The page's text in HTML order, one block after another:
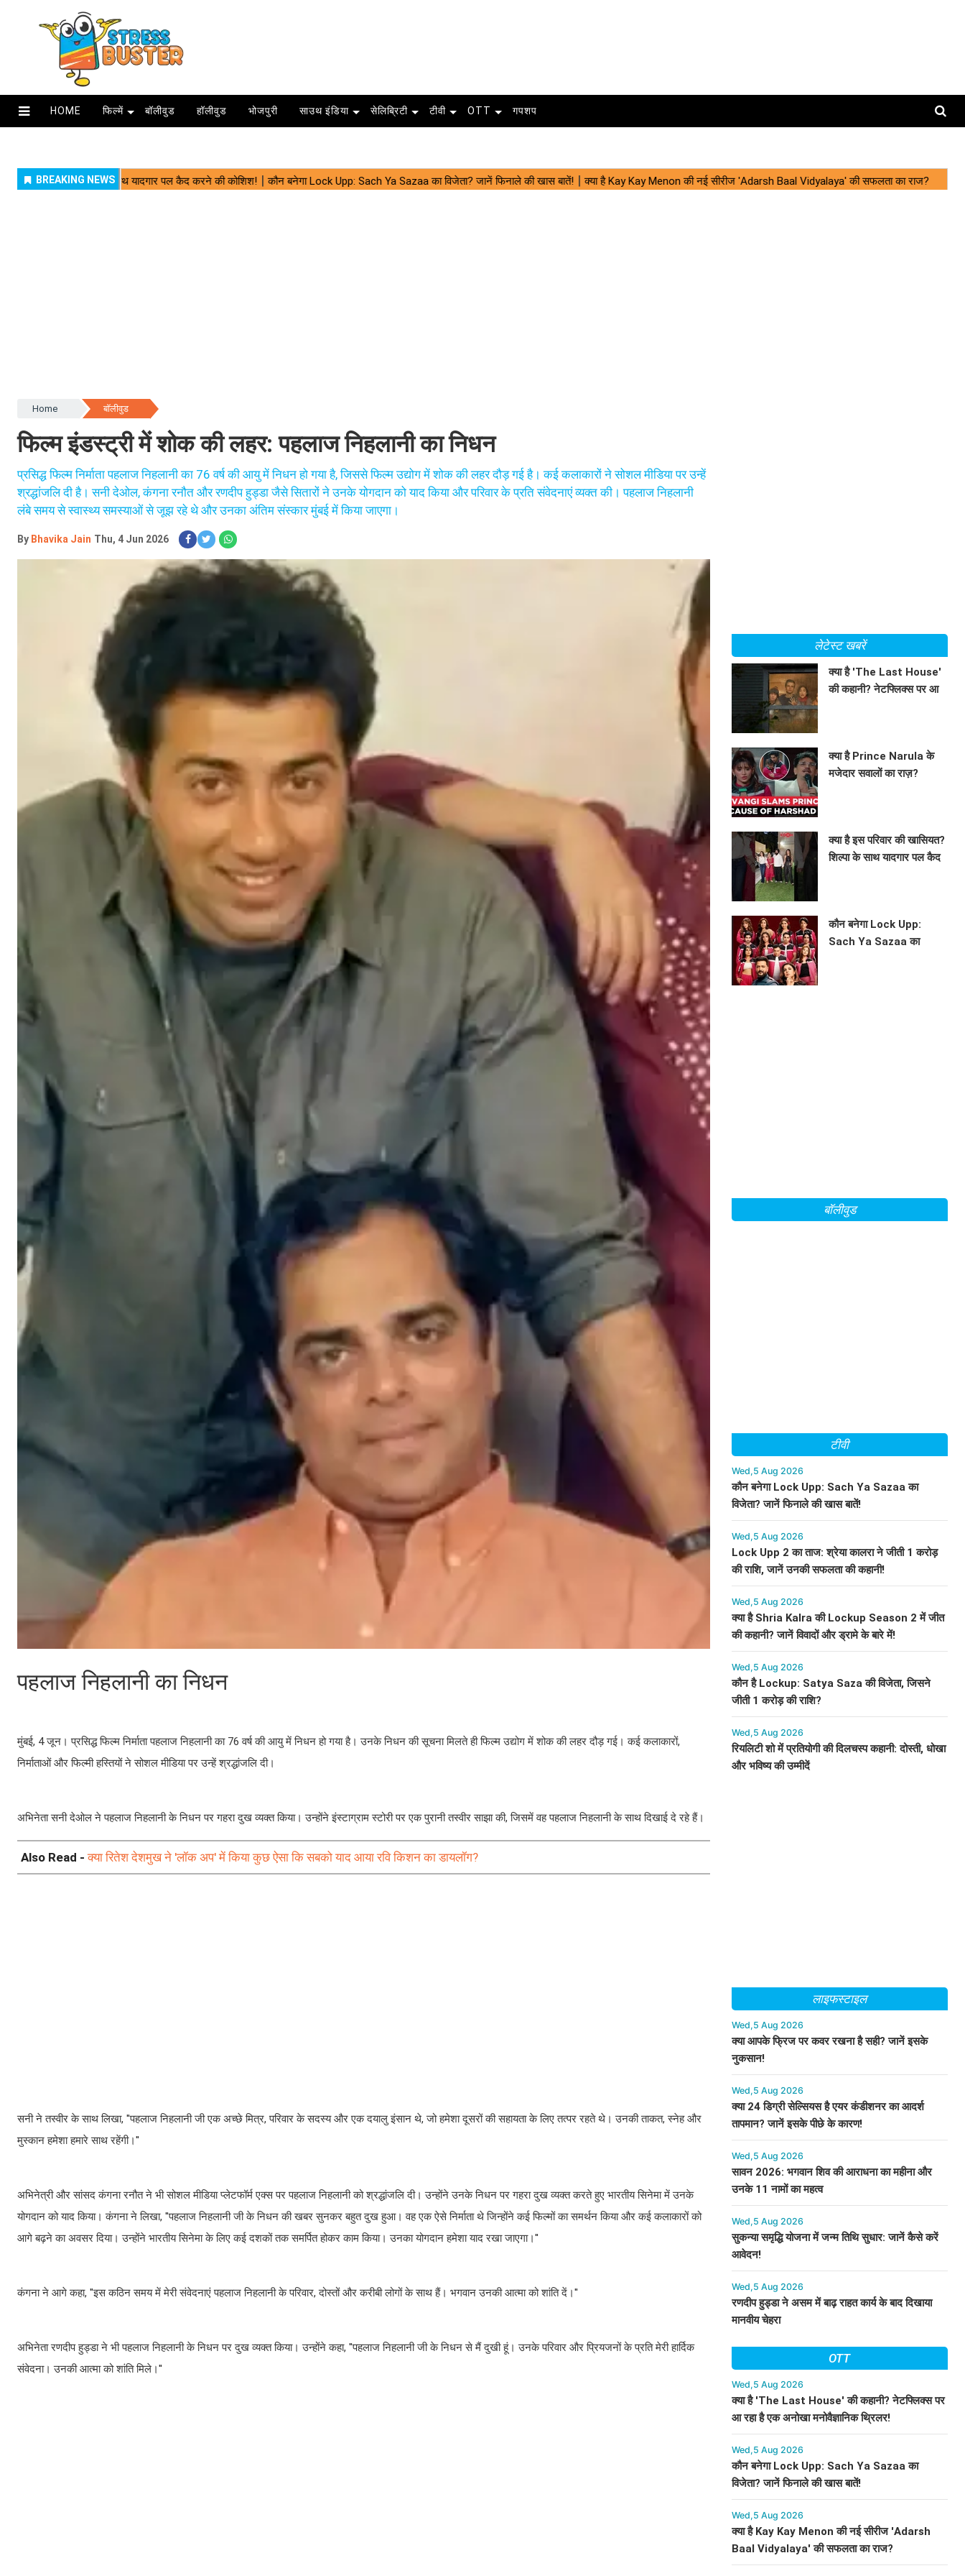
HOME फिल्में बॉलीवुड हॉलीवुड भोजपुरी साउथ इंडिया सेलिब्रिटी टीवी OTT गपशप
Home बॉलीवुड
फिल्म इंडस्ट्री में शोक की लहर: पहलाज निहलानी का निधन
प्रसिद्ध फिल्म निर्माता पहलाज निहलानी का 76 वर्ष की आयु में निधन हो गया है, जिससे फिल्म उद्योग में शोक की लहर दौड़ गई है। कई कलाकारों ने सोशल मीडिया पर उन्हें
श्रद्धांजलि दी है। सनी देओल, कंगना रनौत और रणदीप हुड्डा जैसे सितारों ने उनके योगदान को याद किया और परिवार के प्रति संवेदनाएं व्यक्त की। पहलाज निहलानी
लंबे समय से स्वास्थ्य समस्याओं से जूझ रहे थे और उनका अंतिम संस्कार मुंबई में किया जाएगा।
By Bhavika Jain Thu, 4 Jun 2026
पहलाज निहलानी का निधन
मुंबई, 4 जून। प्रसिद्ध फिल्म निर्माता पहलाज निहलानी का 76 वर्ष की आयु में निधन हो गया है। उनके निधन की सूचना मिलते ही फिल्म उद्योग में शोक की लहर दौड़ गई। कई कलाकारों,
निर्माताओं और फिल्मी हस्तियों ने सोशल मीडिया पर उन्हें श्रद्धांजलि दी।
अभिनेता सनी देओल ने पहलाज निहलानी के निधन पर गहरा दुख व्यक्त किया। उन्होंने इंस्टाग्राम स्टोरी पर एक पुरानी तस्वीर साझा की, जिसमें वह पहलाज निहलानी के साथ दिखाई दे रहे हैं।
Also Read -क्या रितेश देशमुख ने 'लॉक अप' में किया कुछ ऐसा कि सबको याद आया रवि किशन का डायलॉग?
सनी ने तस्वीर के साथ लिखा, ''पहलाज निहलानी जी एक अच्छे मित्र, परिवार के सदस्य और एक दयालु इंसान थे, जो हमेशा दूसरों की सहायता के लिए तत्पर रहते थे। उनकी ताकत, स्नेह और
मुस्कान हमेशा हमारे साथ रहेंगी।''
अभिनेत्री और सांसद कंगना रनौत ने भी सोशल मीडिया प्लेटफॉर्म एक्स पर पहलाज निहलानी को श्रद्धांजलि दी। उन्होंने उनके निधन पर गहरा दुख व्यक्त करते हुए भारतीय सिनेमा में उनके
योगदान को याद किया। कंगना ने लिखा, ''पहलाज निहलानी जी के निधन की खबर सुनकर बहुत दुख हुआ। वह एक ऐसे निर्माता थे जिन्होंने कई फिल्मों का समर्थन किया और कई कलाकारों को
आगे बढ़ने का अवसर दिया। उन्होंने भारतीय सिनेमा के लिए कई दशकों तक समर्पित होकर काम किया। उनका योगदान हमेशा याद रखा जाएगा।''
कंगना ने आगे कहा, ''इस कठिन समय में मेरी संवेदनाएं पहलाज निहलानी के परिवार, दोस्तों और करीबी लोगों के साथ हैं। भगवान उनकी आत्मा को शांति दें।''
अभिनेता रणदीप हुड्डा ने भी पहलाज निहलानी के निधन पर दुख व्यक्त किया। उन्होंने कहा, ''पहलाज निहलानी जी के निधन से मैं दुखी हूं। उनके परिवार और प्रियजनों के प्रति मेरी हार्दिक
संवेदना। उनकी आत्मा को शांति मिले।''
लेटेस्ट खबरें
क्या है 'The Last House'
की कहानी? नेटफ्लिक्स पर आ
क्या है Prince Narula के
मजेदार सवालों का राज़?
क्या है इस परिवार की खासियत?
शिल्पा के साथ यादगार पल कैद
कौन बनेगा Lock Upp:
Sach Ya Sazaa का
बॉलीवुड
टीवी
Wed,5 Aug 2026
कौन बनेगा Lock Upp: Sach Ya Sazaa का
विजेता? जानें फिनाले की खास बातें!
Wed,5 Aug 2026
Lock Upp 2 का ताज: श्रेया कालरा ने जीती 1 करोड़
की राशि, जानें उनकी सफलता की कहानी!
Wed,5 Aug 2026
क्या है Shria Kalra की Lockup Season 2 में जीत
की कहानी? जानें विवादों और ड्रामे के बारे में!
Wed,5 Aug 2026
कौन है Lockup: Satya Saza की विजेता, जिसने
जीती 1 करोड़ की राशि?
Wed,5 Aug 2026
रियलिटी शो में प्रतियोगी की दिलचस्प कहानी: दोस्ती, धोखा
और भविष्य की उम्मीदें
लाइफस्टाइल
Wed,5 Aug 2026
क्या आपके फ्रिज पर कवर रखना है सही? जानें इसके
नुकसान!
Wed,5 Aug 2026
क्या 24 डिग्री सेल्सियस है एयर कंडीशनर का आदर्श
तापमान? जानें इसके पीछे के कारण!
Wed,5 Aug 2026
सावन 2026: भगवान शिव की आराधना का महीना और
उनके 11 नामों का महत्व
Wed,5 Aug 2026
सुकन्या समृद्धि योजना में जन्म तिथि सुधार: जानें कैसे करें
आवेदन!
Wed,5 Aug 2026
रणदीप हुड्डा ने असम में बाढ़ राहत कार्य के बाद दिखाया
मानवीय चेहरा
OTT
Wed,5 Aug 2026
क्या है 'The Last House' की कहानी? नेटफ्लिक्स पर
आ रहा है एक अनोखा मनोवैज्ञानिक थ्रिलर!
Wed,5 Aug 2026
कौन बनेगा Lock Upp: Sach Ya Sazaa का
विजेता? जानें फिनाले की खास बातें!
Wed,5 Aug 2026
क्या है Kay Kay Menon की नई सीरीज 'Adarsh
Baal Vidyalaya' की सफलता का राज?